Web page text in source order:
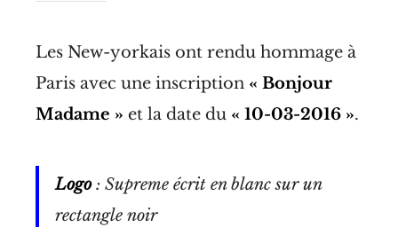
Les New-yorkais ont rendu hommage à
Paris avec une inscription « Bonjour
Madame » et la date du « 10-03-2016 ».
Logo: Supreme écrit en blanc sur un
rectangle noir